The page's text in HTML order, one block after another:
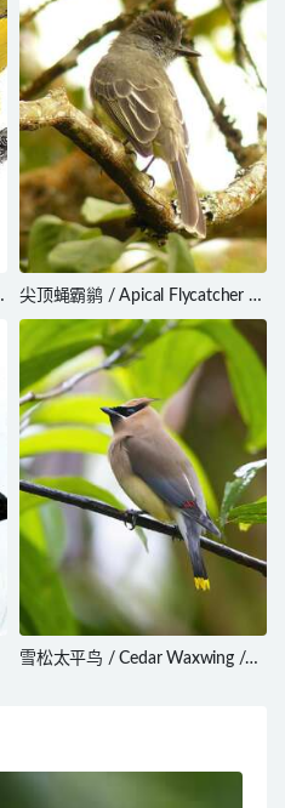
尖顶蝇霸鹟 / Apical Flycatcher /
Myiarchus apicalis
雪松太平鸟 / Cedar Waxwing /